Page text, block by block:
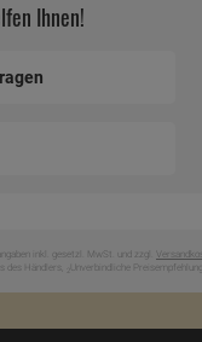
Ihnen!
inkl. gesetzl. MwSt. und zzgl.
des Händlers, Unverbindliche